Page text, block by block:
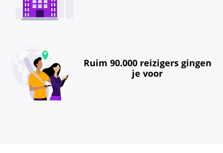
Ruim 90.000 reizigers gingen
je voor